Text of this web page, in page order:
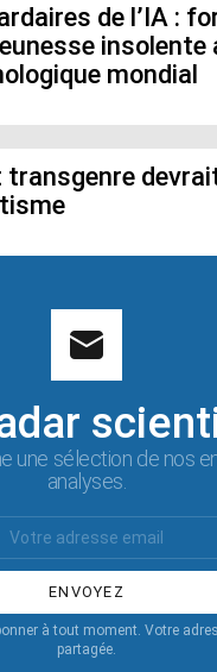
de l’IA :
mondial
transgenre
une sélection de nos
analyses.
à tout moment. Votre
partagée.